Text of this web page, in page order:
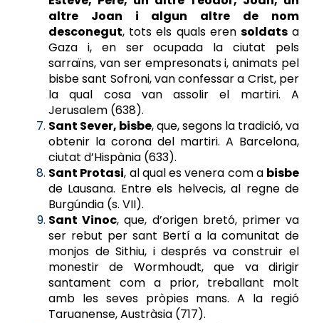
altre Joan i algun altre de nom
desconegut, tots els quals eren soldatsa
Gaza i, en ser ocupada la ciutat pels
sarraïns, van ser empresonats i, animats pel
bisbe sant Sofroni, van confessar a Crist, per
la qual cosa van assolir el martiri. A
Jerusalem (638).
Sant Sever, bisbe, que, segons la tradició, va
obtenir la corona del martiri. A Barcelona,
ciutat d’Hispània (633).
Sant Protasi, al qual es venera com a bisbe
de Lausana. Entre els helvecis, al regne de
Burgúndia (s. VII).
Sant Vinoc, que, d’origen bretó, primer va
ser rebut per sant Bertí a la comunitat de
monjos de Sithiu, i després va construir el
monestir de Wormhoudt, que va dirigir
santament com a prior, treballant molt
amb les seves pròpies mans. A la regió
Taruanense, Austràsia (717).